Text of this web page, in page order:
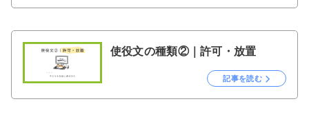
使役文の種類②｜許可・放置
記事を読む